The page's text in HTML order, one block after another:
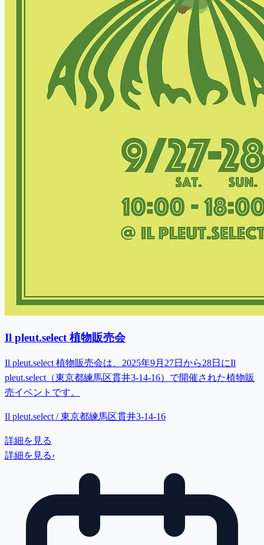
Il pleut.select 植物販売会
Il pleut.select 植物販売会は、2025年9月27日から28日にIl
pleut.select（東京都練馬区貫井3-14-16）で開催された植物販
売イベントです。
Il pleut.select / 東京都練馬区貫井3-14-16
詳細を見る
詳細を見る›